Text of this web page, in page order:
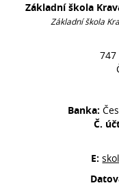
Základní škola
Základní škola
Banka:
Č.
E: